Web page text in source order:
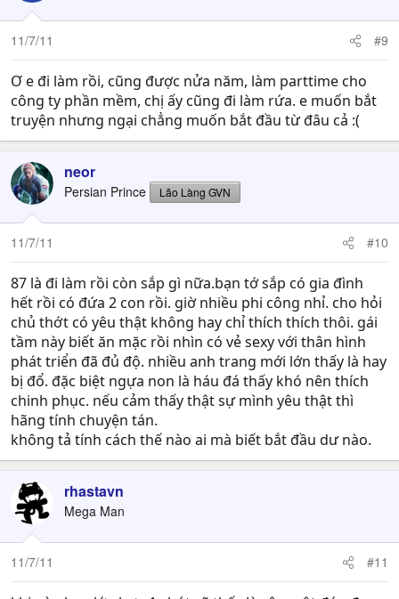
11/7/11 #9
Ơ e đi làm rồi, cũng được nửa năm, làm parttime cho
công ty phần mềm, chị ấy cũng đi làm rứa. e muốn bắt
truyện nhưng ngại chẳng muốn bắt đầu từ đâu cả :(
neor
Persian Prince Lão Làng GVN
11/7/11 #10
87 là đi làm rồi còn sắp gì nữa.bạn tớ sắp có gia đình
hết rồi có đứa 2 con rồi. giờ nhiều phi công nhỉ. cho hỏi
chủ thớt có yêu thật không hay chỉ thích thích thôi. gái
tầm này biết ăn mặc rồi nhìn có vẻ sexy với thân hình
phát triển đã đủ độ. nhiều anh trang mới lớn thấy là hay
bị đổ. đặc biệt ngựa non là háu đá thấy khó nên thích
chinh phục. nếu cảm thấy thật sự mình yêu thật thì
hãng tính chuyện tán.
không tả tính cách thế nào ai mà biết bắt đầu dư nào.
rhastavn
Mega Man
11/7/11 #11